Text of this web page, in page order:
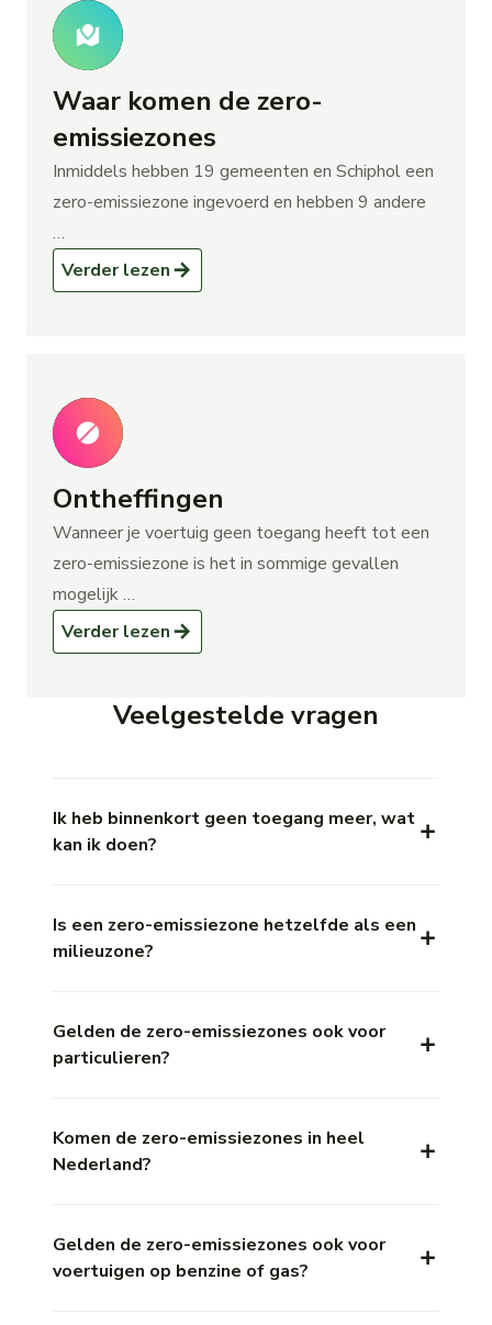
Waar komen de zero-
emissiezones
Inmiddels hebben 19 gemeenten en Schiphol een
zero-emissiezone ingevoerd en hebben 9 andere
…
Verder lezenover Waar komen de zero-
Ontheffingen
Wanneer je voertuig geen toegang heeft tot een
zero-emissiezone is het in sommige gevallen
mogelijk …
Verder lezenover Ontheffingen
Veelgestelde vragen
Ik heb binnenkort geen toegang meer, wat
kan ik doen?
Is een zero-emissiezone hetzelfde als een
milieuzone?
Gelden de zero-emissiezones ook voor
particulieren?
Komen de zero-emissiezones in heel
Nederland?
Gelden de zero-emissiezones ook voor
voertuigen op benzine of gas?